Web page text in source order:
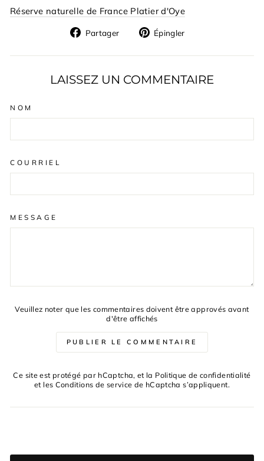
Réserve naturelle de France Platier d'Oye
Partager
Partager
Facebook
Épingler
Pinterest
LAISSEZ UN COMMENTAIRE
NOM
COURRIEL
MESSAGE
Veuillez noter que les commentaires doivent être approvés avant
d'être affichés
PUBLIER LE COMMENTAIRE
Ce site est protégé par hCaptcha, et la Politique de confidentialité
et les Conditions de service de hCaptcha s’appliquent.